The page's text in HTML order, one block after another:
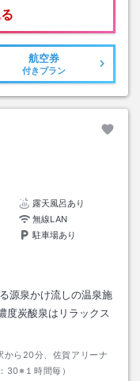
航空券
付きプラン
露天風呂あり
無線LAN
駐車場あり
源泉かけ流しの温泉施
度炭酸泉はリラックス
から20分、佐賀アリーナ
30※１時間毎）